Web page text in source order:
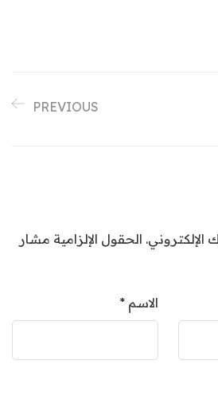
PREVIOUS
الإلكتروني. الحقول الإلزامية مشار
الاسم *